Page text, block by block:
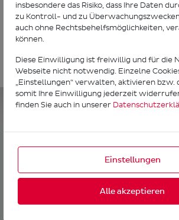
© (1.60) 2026 DPD
insbesondere das Risiko, dass Ihre Daten
zu Kontroll- und zu
auch ohne Rechtsbehelfsmöglichkeiten,
können.
Diese Einwilligung ist freiwillig und für die
Webseite nicht notwendig. Einzelne
„Einstellungen“ verwalten, aktivieren bzw.
somit Ihre Einwilligung jederzeit
finden Sie auch in unserer
Einstellungen
Alle akzeptieren